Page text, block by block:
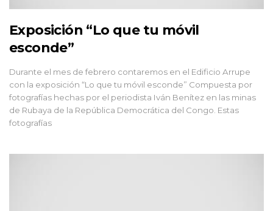
Exposición “Lo que tu móvil
esconde”
Durante el mes de febrero contaremos en el Edificio Arrupe
con la exposición “Lo que tu móvil esconde” Compuesta por
fotografías hechas por el periodista Iván Benítez en las minas
de Rubaya de la República Democrática del Congo. Estas
fotografías